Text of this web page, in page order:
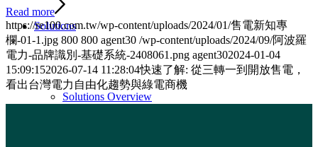
Solutions
Solutions Overview
Read more
https://re100.com.tw/wp-content/uploads/2024/01/售電新知專
欄-01-1.jpg 800 800 agent30 /wp-content/uploads/2024/09/阿波羅
電力-品牌識別-基礎系統-2408061.png agent302024-01-04
15:09:152026-07-14 11:28:04快速了解: 從三轉一到開放售電，
看出台灣電力自由化趨勢與綠電商機